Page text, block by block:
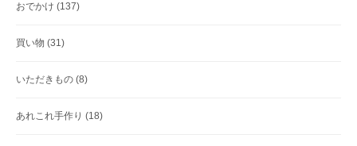
おでかけ (137)
買い物 (31)
いただきもの (8)
あれこれ手作り (18)